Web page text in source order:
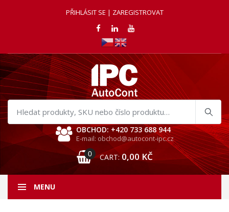
PŘIHLÁSIT SE | ZAREGISTROVAT
Hledat
produkty
OBCHOD: +420 733 688 944
E-mail: obchod@autocont-ipc.cz
0 CART: 0,00 KČ
MENU